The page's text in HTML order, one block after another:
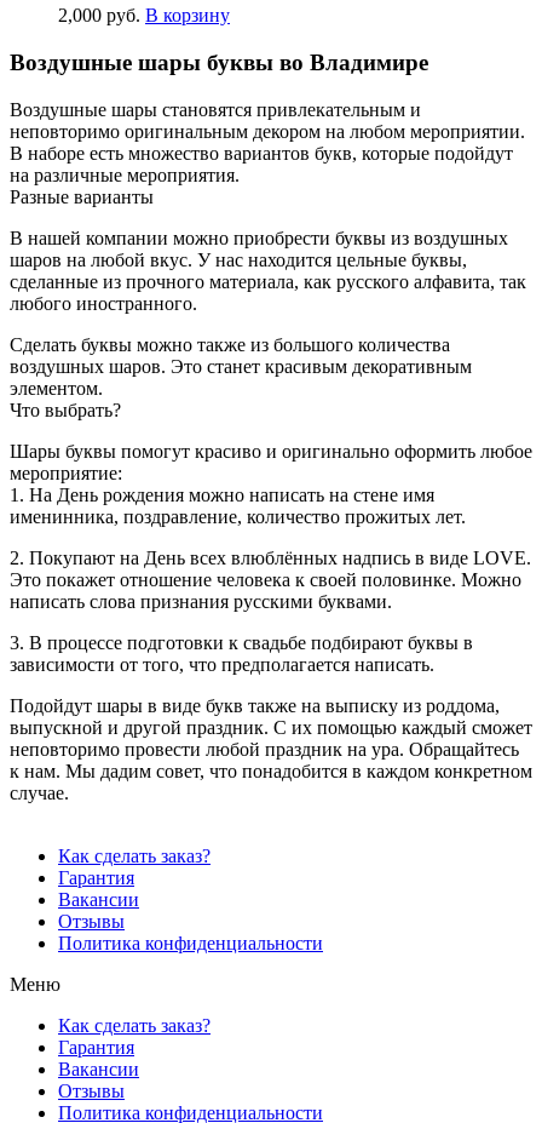
2,000 руб. В корзину
Воздушные шары буквы во Владимире
Воздушные шары становятся привлекательным и
неповторимо оригинальным декором на любом мероприятии.
В наборе есть множество вариантов букв, которые подойдут
на различные мероприятия.
Разные варианты
В нашей компании можно приобрести буквы из воздушных
шаров на любой вкус. У нас находится цельные буквы,
сделанные из прочного материала, как русского алфавита, так
любого иностранного.
Сделать буквы можно также из большого количества
воздушных шаров. Это станет красивым декоративным
элементом.
Что выбрать?
Шары буквы помогут красиво и оригинально оформить любое
мероприятие:
1. На День рождения можно написать на стене имя
именинника, поздравление, количество прожитых лет.
2. Покупают на День всех влюблённых надпись в виде LOVE.
Это покажет отношение человека к своей половинке. Можно
написать слова признания русскими буквами.
3. В процессе подготовки к свадьбе подбирают буквы в
зависимости от того, что предполагается написать.
Подойдут шары в виде букв также на выписку из роддома,
выпускной и другой праздник. С их помощью каждый сможет
неповторимо провести любой праздник на ура. Обращайтесь
к нам. Мы дадим совет, что понадобится в каждом конкретном
случае.
Как сделать заказ?
Гарантия
Вакансии
Отзывы
Политика конфиденциальности
Меню
Как сделать заказ?
Гарантия
Вакансии
Отзывы
Политика конфиденциальности